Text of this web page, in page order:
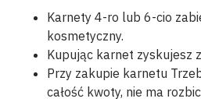
Karnety 4-ro lub 6-cio
kosmetyczny.
Kupując karnet zyskujesz
Przy zakupie karnetu
całość kwoty, nie ma